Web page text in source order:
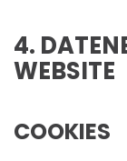
4.
WEBSITE
COOKIES